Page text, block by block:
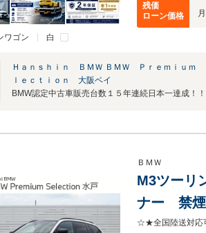
ワゴン 白
残価
ローン価格
Ｈａｎｓｈｉｎ ＢＭＷ ＢＭＷ Ｐｒｅｍｉｕｍ
ｌｅｃｔｉｏｎ 大阪ベイ
BMW認定中古車販売台数１５年連続日本一達成！！
ＢＭＷ
M3ツーリ
ナー 禁煙
ースティ